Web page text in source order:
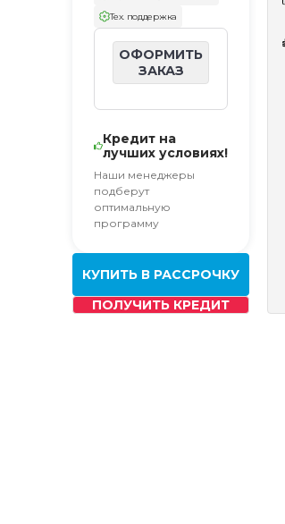
Тех. поддержка
ОФОРМИТЬ
ЗАКАЗ
Кредит на
лучших условиях!
Наши менеджеры
подберут
оптимальную
программу
КУПИТЬ В РАССРОЧКУ
ПОЛУЧИТЬ КРЕДИТ